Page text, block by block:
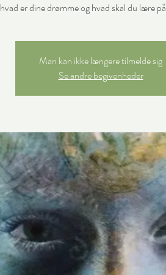
hvad er dine drømme og hvad skal du lære
Man kan ikke længere tilmelde sig
Se andre begivenheder